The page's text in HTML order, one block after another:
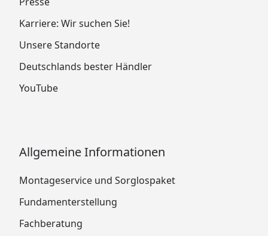
Karriere: Wir suchen Sie!
Unsere Standorte
Deutschlands bester Händler
YouTube
Allgemeine Informationen
Montageservice und Sorglospaket
Fundamenterstellung
Fachberatung